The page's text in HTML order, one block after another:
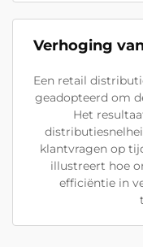
Verhoging
Een retail
geadopteerd om
Het
klantvragen op
illustreert hoe
efficiëntie in